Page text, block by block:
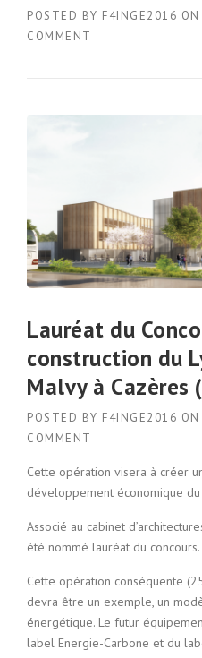
POSTED BY F4INGE2016 ON
COMMENT
Lauréat du
construction du
Malvy à Cazères
POSTED BY F4INGE2016 ON
COMMENT
Cette opération visera à créer
développement économique
Associé au cabinet
été nommé lauréat du concours.
Cette opération conséquente
devra être un exemple, un
énergétique. Le futur
label Energie-Carbone et du